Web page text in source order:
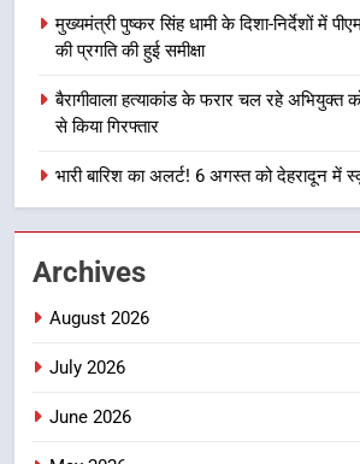
प्रगति समीक्षा
उत्तराखण्ड
भारी से बहुत भारी
अलर्ट पर रहने के
उत्तराखण्ड
मुख्यमंत्री पुष्कर सिंह धामी के दिशा-निर्देशों में
की प्रगति की हुई समीक्षा
बैरागीवाला हत्याकांड के फरार चल रहे अभियुक्त
से किया गिरफ्तार
भारी बारिश का अलर्ट! 6 अगस्त को देहरादून में
Archives
August 2026
July 2026
June 2026